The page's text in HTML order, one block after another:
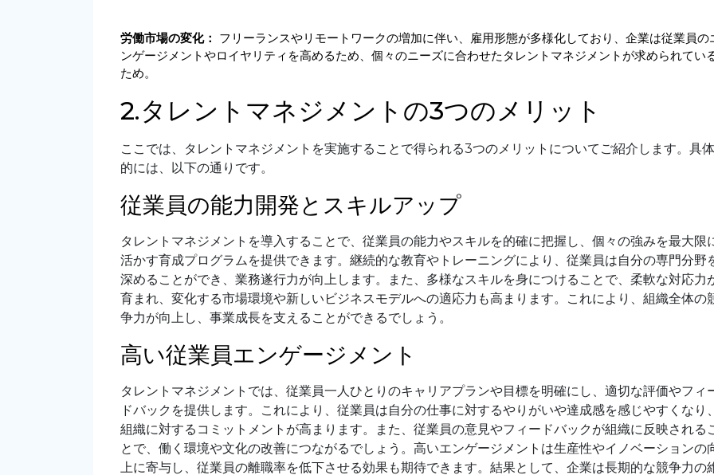
労働市場の変化： フリーランスやリモートワークの増加に伴い、雇用形態が多様化しており、企業は従業員の
ンゲージメントやロイヤリティを高めるため、個々のニーズに合わせたタレントマネジメントが求められてい
ため。
2.タレントマネジメントの3つのメリット
ここでは、タレントマネジメントを実施することで得られる3つのメリットについてご紹介します。具体
的には、以下の通りです。
従業員の能力開発とスキルアップ
タレントマネジメントを導入することで、従業員の能力やスキルを的確に把握し、個々の強みを最大限
活かす育成プログラムを提供できます。継続的な教育やトレーニングにより、従業員は自分の専門分野
深めることができ、業務遂行力が向上します。また、多様なスキルを身につけることで、柔軟な対応力
育まれ、変化する市場環境や新しいビジネスモデルへの適応力も高まります。これにより、組織全体の
争力が向上し、事業成長を支えることができるでしょう。
高い従業員エンゲージメント
タレントマネジメントでは、従業員一人ひとりのキャリアプランや目標を明確にし、適切な評価やフィ
ドバックを提供します。これにより、従業員は自分の仕事に対するやりがいや達成感を感じやすくなり
組織に対するコミットメントが高まります。また、従業員の意見やフィードバックが組織に反映される
とで、働く環境や文化の改善につながるでしょう。高いエンゲージメントは生産性やイノベーションの
上に寄与し、従業員の離職率を低下させる効果も期待できます。結果として、企業は長期的な競争力の